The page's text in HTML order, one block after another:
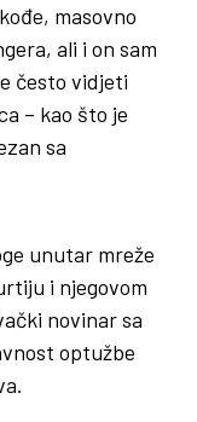
masovno
ali i on sam
često vidjeti
– kao što je
sa
unutar mreže
i njegovom
novinar sa
optužbe